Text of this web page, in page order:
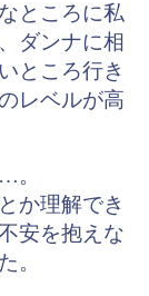
ところに私
ダンナに相
ところ行き
レベルが高
。
か理解でき
安を抱えな
。